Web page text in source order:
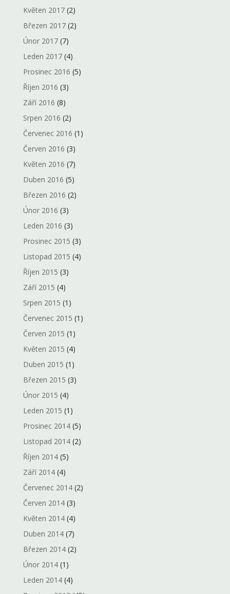
Květen 2017(2)
Březen 2017(2)
Únor 2017(7)
Leden 2017(4)
Prosinec 2016 (5)
Říjen 2016 (3)
Září 2016 (8)
Srpen 2016 (2)
Červenec 2016 (1)
Červen 2016 (3)
Květen 2016 (7)
Duben 2016 (5)
Březen 2016 (2)
Únor 2016 (3)
Leden 2016 (3)
Prosinec 2015 (3)
Listopad 2015 (4)
Říjen 2015 (3)
Září 2015 (4)
Srpen 2015 (1)
Červenec 2015 (1)
Červen 2015 (1)
Květen 2015 (4)
Duben 2015 (1)
Březen 2015 (3)
Únor 2015 (4)
Leden 2015 (1)
Prosinec 2014(5)
Listopad 2014(2)
Říjen 2014(5)
Září 2014(4)
Červenec 2014(2)
Červen 2014(3)
Květen 2014(4)
Duben 2014(7)
Březen 2014(2)
Únor 2014(1)
Leden 2014(4)